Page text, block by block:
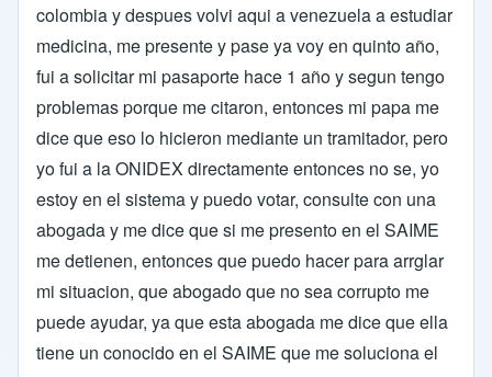
colombia y despues volvi aqui a venezuela a estudiar
medicina, me presente y pase ya voy en quinto año,
fui a solicitar mi pasaporte hace 1 año y segun tengo
problemas porque me citaron, entonces mi papa me
dice que eso lo hicieron mediante un tramitador, pero
yo fui a la ONIDEX directamente entonces no se, yo
estoy en el sistema y puedo votar, consulte con una
abogada y me dice que si me presento en el SAIME
me detienen, entonces que puedo hacer para arrglar
mi situacion, que abogado que no sea corrupto me
puede ayudar, ya que esta abogada me dice que ella
tiene un conocido en el SAIME que me soluciona el